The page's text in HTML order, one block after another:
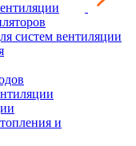
систем вентиляции
и